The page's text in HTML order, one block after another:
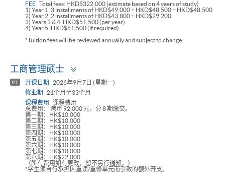
FEE Total fees: HKD$322,000 (estimate based on 4 years of study)
1) Year 1: 3 installments of HKD$49,000 + HKD$48,500 + HKD$48,500
2) Year 2: 2 installments of HKD$43,800 + HKD$29,200
3) Years 3 & 4: HKD$51,500 (per year)
4) Year 5: HKD$51,500 (if required)
*Tuition fees will be reviewed annually and subject to change.
工商管理硕士
PT 开课日期
2026年9月7日 (星期一)
修业期
21个月至33个月
课程费用
课程费用
总费用： 港币 92,000 元，分 8 期缴交。
第一期：HK$10,000
第二期：HK$10,000
第三期：HK$10,000
第四期：HK$10,000
第五期：HK$10,000
第六期：HK$10,000
第七期：HK$10,000
第八期：HK$22,000
（所有费用如有更改，恕不另行通知。）
*学生须自行承担因重读/重修单元而引致的额外开支。